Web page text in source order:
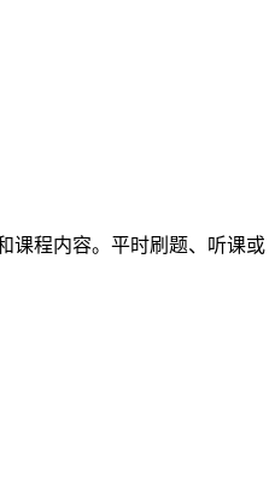
课程内容。平时刷题、听课或